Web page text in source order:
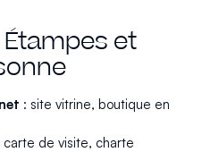
et
: site vitrine, boutique en
carte de visite, charte